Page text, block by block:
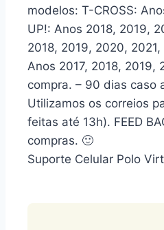
modelos: T-CROSS:
UP!: Anos 2018, 2019,
2018, 2019, 2020, 2021,
Anos 2017, 2018, 2019,
compra. – 90 dias caso
Utilizamos os correios
feitas até 13h). FEED
compras. 🙂
Suporte Celular Polo